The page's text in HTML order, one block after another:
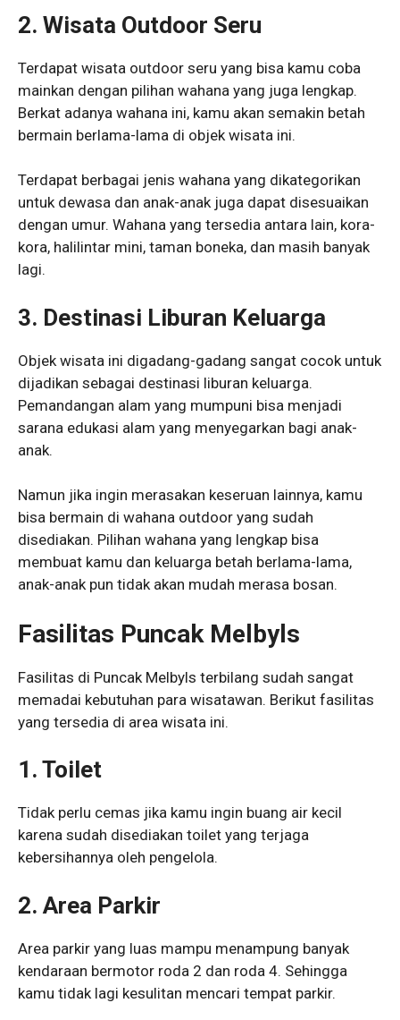
2. Wisata Outdoor Seru
Terdapat wisata outdoor seru yang bisa kamu coba
mainkan dengan pilihan wahana yang juga lengkap.
Berkat adanya wahana ini, kamu akan semakin betah
bermain berlama-lama di objek wisata ini.
Terdapat berbagai jenis wahana yang dikategorikan
untuk dewasa dan anak-anak juga dapat disesuaikan
dengan umur. Wahana yang tersedia antara lain, kora-
kora, halilintar mini, taman boneka, dan masih banyak
lagi.
3. Destinasi Liburan Keluarga
Objek wisata ini digadang-gadang sangat cocok untuk
dijadikan sebagai destinasi liburan keluarga.
Pemandangan alam yang mumpuni bisa menjadi
sarana edukasi alam yang menyegarkan bagi anak-
anak.
Namun jika ingin merasakan keseruan lainnya, kamu
bisa bermain di wahana outdoor yang sudah
disediakan. Pilihan wahana yang lengkap bisa
membuat kamu dan keluarga betah berlama-lama,
anak-anak pun tidak akan mudah merasa bosan.
Fasilitas Puncak Melbyls
Fasilitas di Puncak Melbyls terbilang sudah sangat
memadai kebutuhan para wisatawan. Berikut fasilitas
yang tersedia di area wisata ini.
1. Toilet
Tidak perlu cemas jika kamu ingin buang air kecil
karena sudah disediakan toilet yang terjaga
kebersihannya oleh pengelola.
2. Area Parkir
Area parkir yang luas mampu menampung banyak
kendaraan bermotor roda 2 dan roda 4. Sehingga
kamu tidak lagi kesulitan mencari tempat parkir.